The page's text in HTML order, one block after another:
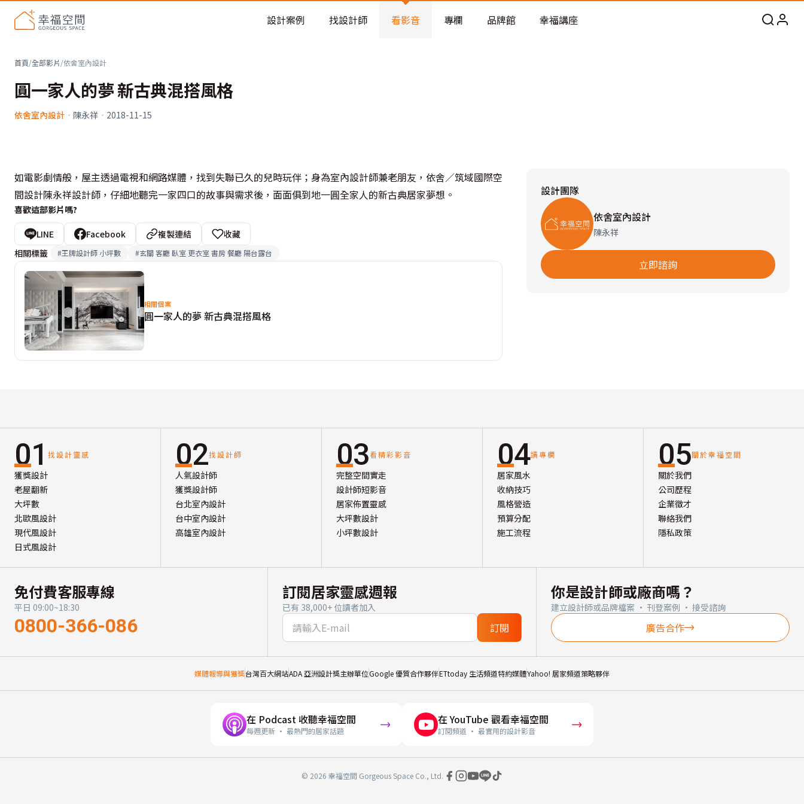
老屋預算分配與高 CP 值煥新術
設計案例 找設計師 看影音 專欄 品牌館 幸福講座
首頁/全部影片/依舍室內設計
圓一家人的夢 新古典混搭風格
依舍室內設計 · 陳永祥 · 2018-11-15
如電影劇情般，屋主透過電視和網路媒體，找到失聯已久的兒時玩伴；身為室內設計師兼老朋友，依舍／筑域國際空
間設計陳永祥設計師，仔細地聽完一家四口的故事與需求後，面面俱到地一圓全家人的新古典居家夢想。
喜歡這部影片嗎?
LINE Facebook 複製連結
收藏
相關標籤
#王牌設計師 小坪數 #玄關 客廳 臥室 更衣室 書房 餐廳 陽台露台
相關個案
圓一家人的夢 新古典混搭風格
設計團隊
依舍室內設計
陳永祥
立即諮詢
01 找設計靈感
獲獎設計
老屋翻新
大坪數
北歐風設計
現代風設計
日式風設計
02找設計師
人氣設計師
獲獎設計師
台北室內設計
台中室內設計
高雄室內設計
03看精彩影音
完整空間實走
設計師短影音
居家佈置靈感
大坪數設計
小坪數設計
04讀專欄
居家風水
收納技巧
風格營造
預算分配
施工流程
05關於幸福空間
關於我們
公司歷程
企業徵才
聯絡我們
隱私政策
免付費客服專線
平日 09:00~18:30
0800-366-086
訂閱居家靈感週報
已有 38,000+ 位讀者加入
訂閱
你是設計師或廠商嗎？
建立設計師或品牌檔案 · 刊登案例 · 接受諮詢
廣告合作
媒體報導與獲獎台灣百大網站ADA 亞洲設計獎主辦單位Google 優質合作夥伴ETtoday 生活頻道特約媒體Yahoo! 居家頻道策略夥伴
在 Podcast 收聽幸福空間
每週更新 · 最熱門的居家話題
在 YouTube 觀看幸福空間
訂閱頻道 · 最實用的設計影音
© 2026 幸福空間 Gorgeous Space Co., Ltd.